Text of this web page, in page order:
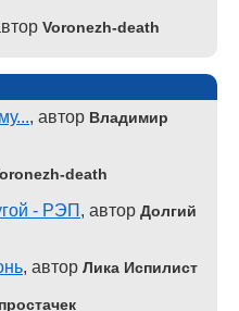
Voronezh-death
, автор Владимир
death
- РЭП , автор Долгий
, автор Лика Испилист
простачек